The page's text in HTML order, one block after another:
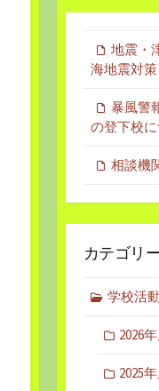
地震・
海地震対
暴風警
の登下校
相談機
カテゴリ
学校活
2026
2025